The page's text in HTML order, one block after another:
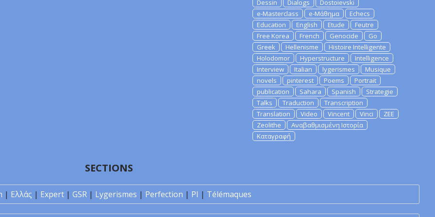
Dessin
Dialogs
Dostoievski
e-Masterclass
e-Μάθημα
Echecs
Education
English Etude
Feutre
Free Korea
French Genocide
Go
Greek
Hellenisme
Histoire Intelligente
Holodomor
Hyperstructure
Intelligence
Interview
Italian lygerismes
Musique
novels
pinterest Poems
Portrait
publication
Sahara Spanish
Strategie
Talks
Traduction
Transcription
Translation
Video Vincent Vinci
ZEE
Zeolithe
Αναβαθμισμένη Ιστορία
Καταγραφή
SECTIONS
| Ελλάς | Expert | GSR | Lygerismes | Perfection | PI | Télémaques